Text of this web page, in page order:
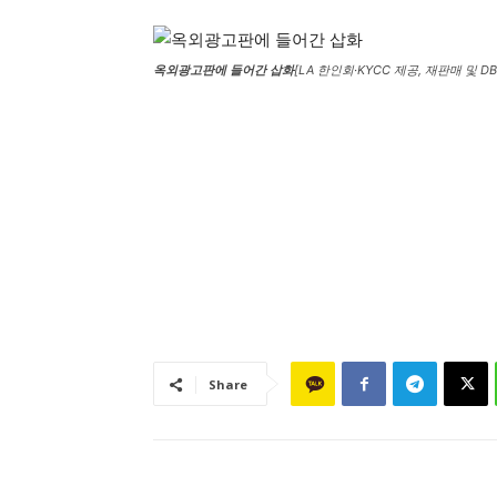
옥외광고판에 들어간 삽화[LA 한인회·KYCC 제공, 재판매 및
Share